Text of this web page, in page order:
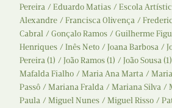
Pereira
Eduardo Matias Escola
Alexandre
Francisca Olivença
Cabral
Gonçalo Ramos Guilherme
Henriques
Inês Neto Joana Barbosa
Pereira (1)
João Ramos (1) João Sousa (1)
Mafalda Fialho
Maria Ana Marta
Passô
Mariana Fralda Mariana Silva
Paula
Miguel Nunes Miguel Risso